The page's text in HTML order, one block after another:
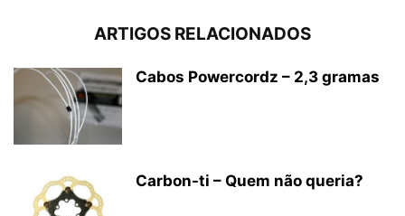
ARTIGOS RELACIONADOS
Cabos Powercordz – 2,3 gramas
Carbon-ti – Quem não queria?